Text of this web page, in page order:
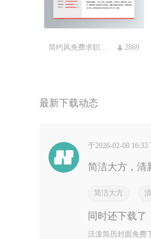
简约风免费求职简历模板 2869
最新下载动态
于2026-02-08
简洁大方，清
简洁大方
同时还下载了
活泼简历封面免费